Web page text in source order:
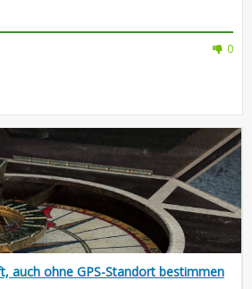
0
auch ohne GPS-Standort bestimmen